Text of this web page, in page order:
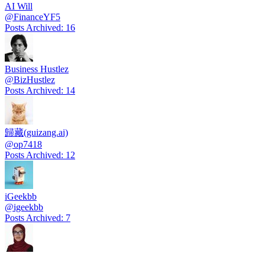
AI Will
@FinanceYF5
Posts Archived: 16
Business Hustlez
@BizHustlez
Posts Archived: 14
歸藏(guizang.ai)
@op7418
Posts Archived: 12
iGeekbb
@igeekbb
Posts Archived: 7